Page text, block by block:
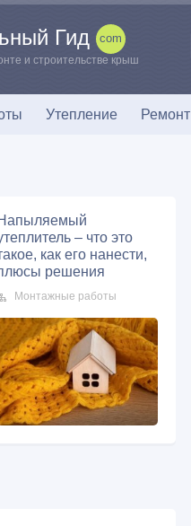
Гид
и строительстве крыш
Утепление Ремонт
– что это
как его нанести,
решения
Монтажные работы